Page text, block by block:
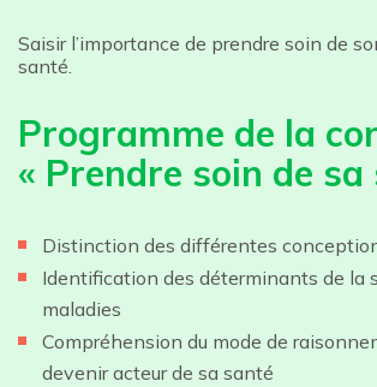
Saisir l’importance de prendre soin de
santé.
Programme de la
« Prendre soin de sa
Distinction des différentes
Identification des déterminants de la
maladies
Compréhension du mode de
devenir acteur de sa santé